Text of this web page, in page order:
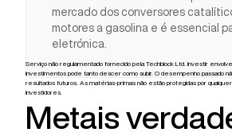
mercado dos conversores
motores a gasolina e é essencial
eletrónica.
Serviço não regulamentado fornecido pela Techblock Ltd. Investir
investimentos pode tanto descer como subir. O desempenho passado
resultados futuros. As matérias-primas não estão protegidas por
investidores.
Metais